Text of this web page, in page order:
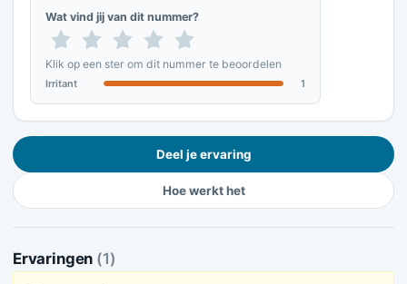
Wat vind jij van dit nummer?
Klik op een ster om dit nummer te beoordelen
Irritant 1
Deel je ervaring
Hoe werkt het
Ervaringen (1)